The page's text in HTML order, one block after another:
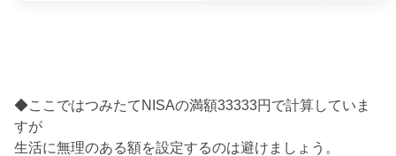
◆ここではつみたてNISAの満額33333円で計算していま
すが
生活に無理のある額を設定するのは避けましょう。